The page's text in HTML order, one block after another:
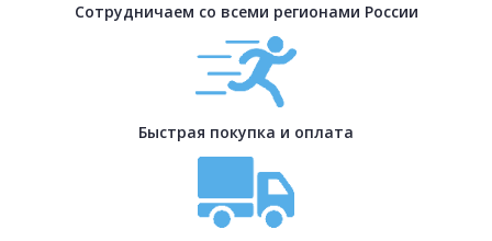
Сотрудничаем со всеми регионами России
Быстрая покупка и оплата